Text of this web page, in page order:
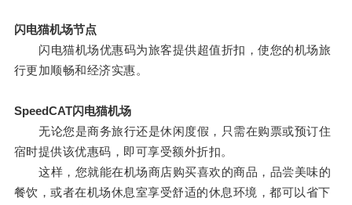
闪电猫机场节点
闪电猫机场优惠码为旅客提供超值折扣，使您的机场旅
行更加顺畅和经济实惠。
SpeedCAT闪电猫机场
无论您是商务旅行还是休闲度假，只需在购票或预订住
宿时提供该优惠码，即可享受额外折扣。
这样，您就能在机场商店购买喜欢的商品，品尝美味的
餐饮，或者在机场休息室享受舒适的休息环境，都可以省下